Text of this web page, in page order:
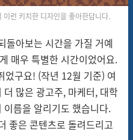
런 키치한 디자인을 좋아한답니다.
돌아보는 시간을 가질 거예
매우 특별한 시간이었어요.
었구요! (작년 12월 기준) 여
많은 광고주, 마케터, 대학
름을 알리기도 했습니다.
좋은 콘텐츠로 돌려드리고